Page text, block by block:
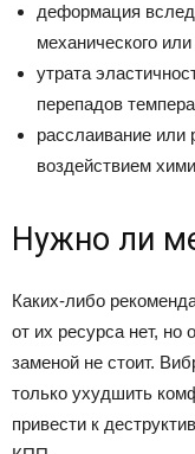
деформация
механического
утрата
перепадов
расслаивание или
воздействием
Нужно ли
Каких-либо
от их ресурса нет, но
заменой не стоит.
только ухудшить
привести к